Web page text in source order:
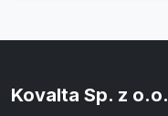
Kovalta Sp. z o.o.